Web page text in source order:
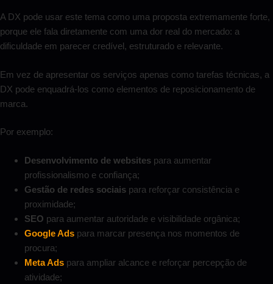
A DX pode usar este tema como uma proposta extremamente forte,
porque ele fala diretamente com uma dor real do mercado: a
dificuldade em parecer credível, estruturado e relevante.
Em vez de apresentar os serviços apenas como tarefas técnicas, a
DX pode enquadrá-los como elementos de reposicionamento de
marca.
Por exemplo:
Desenvolvimento de websites para aumentar
profissionalismo e confiança;
Gestão de redes sociais para reforçar consistência e
proximidade;
SEO para aumentar autoridade e visibilidade orgânica;
Google Ads para marcar presença nos momentos de
procura;
Meta Ads para ampliar alcance e reforçar percepção de
atividade;